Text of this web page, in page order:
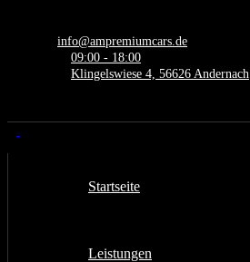
info@ampremiumcars.de
09:00 - 18:00
Klingelswiese 4, 56626 Andernach
Startseite
Leistungen